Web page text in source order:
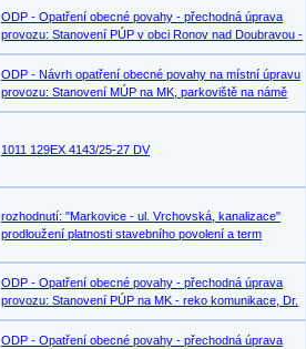
ODP - Opatření obecné povahy - přechodná úprava
provozu: Stanovení PÚP v obci Ronov nad Doubravou -
ODP - Návrh opatření obecné povahy na místní úpravu
provozu: Stanovení MÚP na MK, parkoviště na námě
1011 129EX 4143/25-27 DV
rozhodnutí: "Markovice - ul. Vrchovská, kanalizace"
prodloužení platnosti stavebního povolení a term
ODP - Opatření obecné povahy - přechodná úprava
provozu: Stanovení PÚP na MK - reko komunikace, Dr.
ODP - Opatření obecné povahy - přechodná úprava